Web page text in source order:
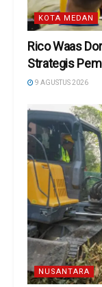
KOTA MEDAN
Rico Waas
Strategis
9 AGUSTUS 2026
NUSANTARA